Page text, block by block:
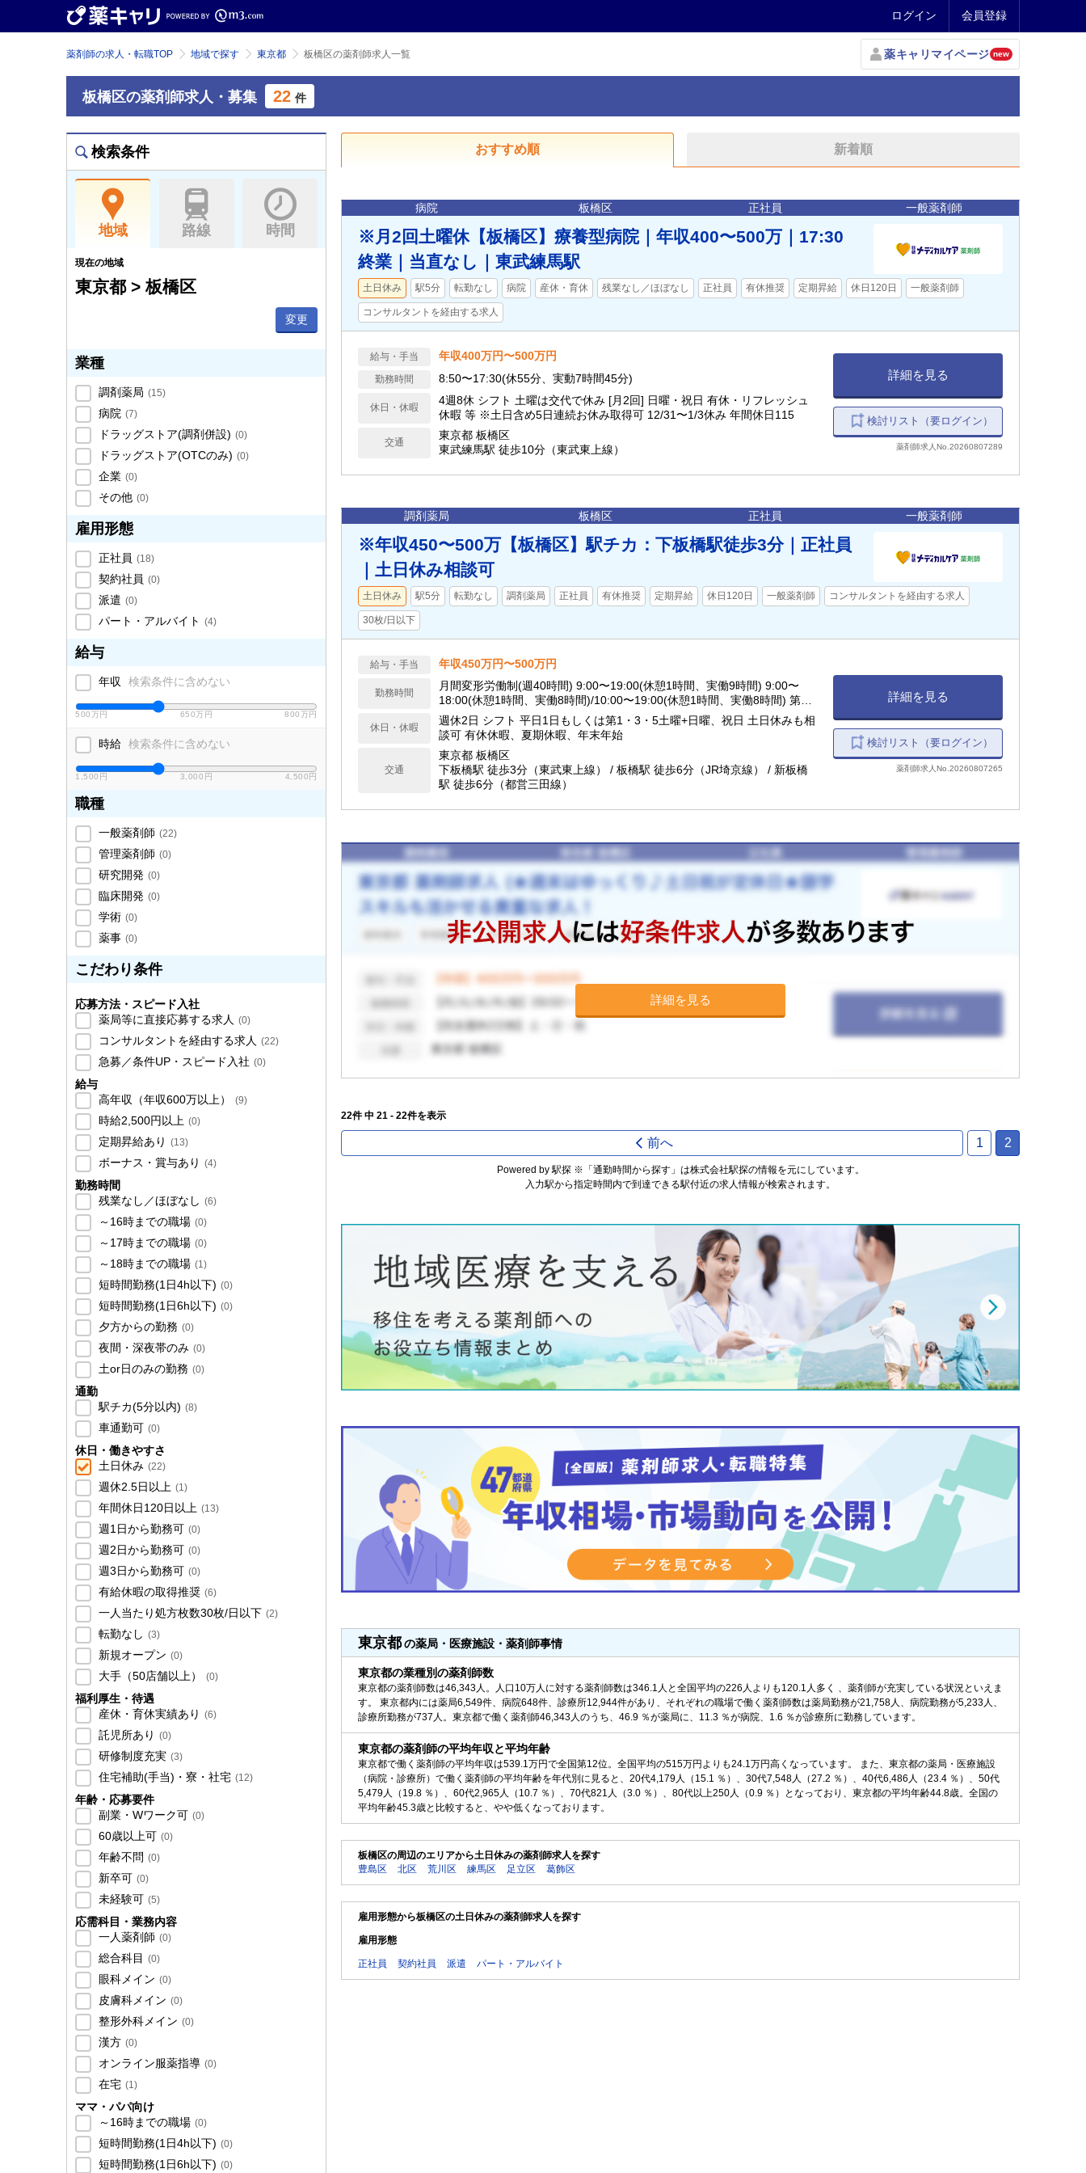
ログイン 会員登録
薬剤師の求人・転職TOP 地域で探す 東京都 板橋区の薬剤師求人一覧 薬キャリマイページ new
板橋区の薬剤師求人・募集 22 件
検索条件
地域 路線 時間
現在の地域
東京都 > 板橋区
変更
業種
調剤薬局 (15)
病院 (7)
ドラッグストア(調剤併設) (0)
ドラッグストア(OTCのみ) (0)
企業 (0)
その他 (0)
雇用形態
正社員 (18)
契約社員 (0)
派遣 (0)
パート・アルバイト (4)
給与
年収 検索条件に含めない
500万円 650万円 800万円
時給 検索条件に含めない
1,500円 3,000円 4,500円
職種
一般薬剤師 (22)
管理薬剤師 (0)
研究開発 (0)
臨床開発 (0)
学術 (0)
薬事 (0)
こだわり条件
応募方法・スピード入社
薬局等に直接応募する求人 (0)
コンサルタントを経由する求人 (22)
急募／条件UP・スピード入社 (0)
給与
高年収（年収600万以上）
(9)
時給2,500円以上 (0)
定期昇給あり (13)
ボーナス・賞与あり (4)
勤務時間
残業なし／ほぼなし (6)
～16時までの職場 (0)
～17時までの職場 (0)
～18時までの職場 (1)
短時間勤務(1日4h以下) (0)
短時間勤務(1日6h以下) (0)
夕方からの勤務 (0)
夜間・深夜帯のみ (0)
土or日のみの勤務 (0)
通勤
駅チカ(5分以内) (8)
車通勤可 (0)
休日・働きやすさ
土日休み (22)
週休2.5日以上 (1)
年間休日120日以上 (13)
週1日から勤務可 (0)
週2日から勤務可 (0)
週3日から勤務可 (0)
有給休暇の取得推奨 (6)
一人当たり処方枚数30枚/日以下 (2)
転勤なし (3)
新規オープン (0)
大手（50店舗以上） (0)
福利厚生・待遇
産休・育休実績あり (6)
託児所あり (0)
研修制度充実 (3)
住宅補助(手当)・寮・社宅 (12)
年齢・応募要件
副業・Wワーク可 (0)
60歳以上可 (0)
年齢不問 (0)
新卒可 (0)
未経験可 (5)
応需科目・業務内容
一人薬剤師 (0)
総合科目 (0)
眼科メイン (0)
皮膚科メイン (0)
整形外科メイン (0)
漢方 (0)
オンライン服薬指導 (0)
在宅 (1)
ママ・パパ向け
～16時までの職場 (0)
短時間勤務(1日4h以下) (0)
短時間勤務(1日6h以下) (0)
おすすめ順 新着順
病院 板橋区 正社員 一般薬剤師
※月2回土曜休【板橋区】療養型病院｜年収400〜500万｜17:30
終業｜当直なし｜東武練馬駅
土日休み 駅5分 転勤なし 病院 産休・育休 残業なし／ほぼなし 正社員 有休推奨 定期昇給 休日120日 一般薬剤師
コンサルタントを経由する求人
給与・手当 年収400万円〜500万円
勤務時間 8:50〜17:30(休55分、実動7時間45分)
休日・休暇
4週8休 シフト 土曜は交代で休み [月2回] 日曜・祝日 有休・リフレッシュ
休暇 等 ※土日含め5日連続お休み取得可 12/31〜1/3休み 年間休日115
交通
東京都 板橋区
東武練馬駅 徒歩10分（東武東上線）
詳細を見る
検討リスト（要ログイン）
薬剤師求人No.20260807289
調剤薬局 板橋区 正社員 一般薬剤師
※年収450〜500万【板橋区】駅チカ：下板橋駅徒歩3分｜正社員
｜土日休み相談可
土日休み 駅5分 転勤なし 調剤薬局 正社員 有休推奨 定期昇給 休日120日 一般薬剤師 コンサルタントを経由する求人
30枚/日以下
給与・手当 年収450万円〜500万円
勤務時間
月間変形労働制(週40時間) 9:00〜19:00(休憩1時間、実働9時間) 9:00〜
18:00(休憩1時間、実働8時間)/10:00〜19:00(休憩1時間、実働8時間) 第
2・第4土 9:00〜13:00(実働4時間)
休日・休暇
週休2日 シフト 平日1日もしくは第1・3・5土曜+日曜、祝日 土日休みも相
談可 有休休暇、夏期休暇、年末年始
交通
東京都 板橋区
下板橋駅 徒歩3分（東武東上線） / 板橋駅 徒歩6分（JR埼京線） / 新板橋
駅 徒歩6分（都営三田線）
詳細を見る
検討リスト（要ログイン）
薬剤師求人No.20260807265
詳細を見る
22件 中 21 - 22件を表示
前へ 1 2
Powered by 駅探 ※「通勤時間から探す」は株式会社駅探の情報を元にしています。
入力駅から指定時間内で到達できる駅付近の求人情報が検索されます。
東京都の薬局・医療施設・薬剤師事情
東京都の業種別の薬剤師数
東京都の薬剤師数は46,343人。人口10万人に対する薬剤師数は346.1人と全国平均の226人よりも120.1人多く 、薬剤師が充実している状況といえま
す。 東京都内には薬局6,549件、病院648件、診療所12,944件があり、それぞれの職場で働く薬剤師数は薬局勤務が21,758人、病院勤務が5,233人、
診療所勤務が737人。東京都で働く薬剤師46,343人のうち、46.9 ％が薬局に、11.3 ％が病院、1.6 ％が診療所に勤務しています。
東京都の薬剤師の平均年収と平均年齢
東京都で働く薬剤師の平均年収は539.1万円で全国第12位。全国平均の515万円よりも24.1万円高くなっています。 また、東京都の薬局・医療施設
（病院・診療所）で働く薬剤師の平均年齢を年代別に見ると、20代4,179人（15.1 ％）、30代7,548人（27.2 ％）、40代6,486人（23.4 ％）、50代
5,479人（19.8 ％）、60代2,965人（10.7 ％）、70代821人（3.0 ％）、80代以上250人（0.9 ％）となっており、東京都の平均年齢44.8歳。全国の
平均年齢45.3歳と比較すると、やや低くなっております。
板橋区の周辺のエリアから土日休みの薬剤師求人を探す
豊島区
北区 荒川区 練馬区 足立区 葛飾区
雇用形態から板橋区の土日休みの薬剤師求人を探す
雇用形態
正社員 契約社員 派遣 パート・アルバイト